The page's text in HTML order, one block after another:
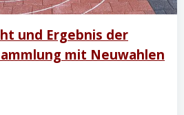
und Ergebnis der
mit Neuwahlen